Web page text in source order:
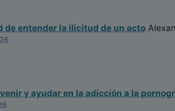
de entender la ilicitud de un acto
y ayudar en la adicción a la